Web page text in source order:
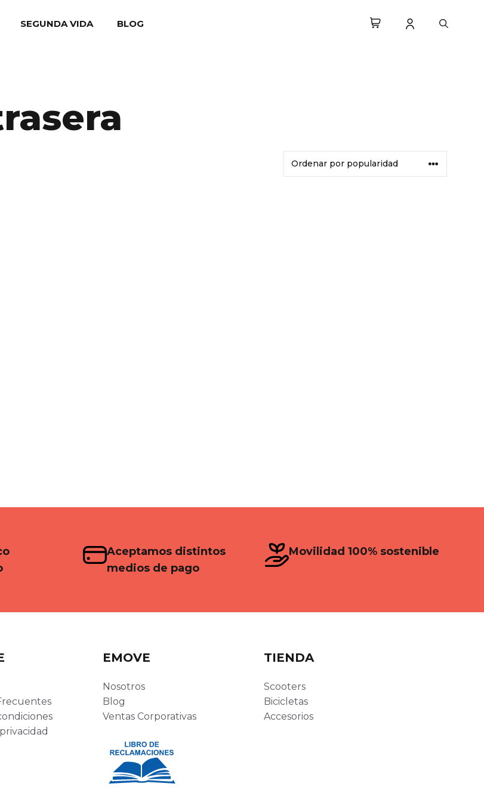
SEGUNDA VIDA BLOG
Aceptamos distintos
medios de pago
Movilidad 100% sostenible
EMOVE
Nosotros
Blog
Ventas Corporativas
TIENDA
Scooters
Bicicletas
Accesorios